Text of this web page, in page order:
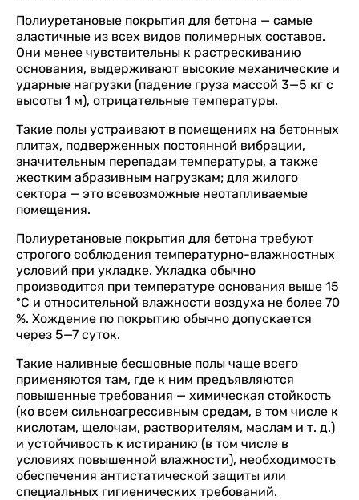
Полиуретановые покрытия для бетона — самые
эластичные из всех видов полимерных составов.
Они менее чувствительны к растрескиванию
основания, выдерживают высокие механические и
ударные нагрузки (падение груза массой 3—5 кг с
высоты 1 м), отрицательные температуры.
Такие полы устраивают в помещениях на бетонных
плитах, подверженных постоянной вибрации,
значительным перепадам температуры, а также
жестким абразивным нагрузкам; для жилого
сектора — это всевозможные неотапливаемые
помещения.
Полиуретановые покрытия для бетона требуют
строгого соблюдения температурно-влажностных
условий при укладке. Укладка обычно
производится при температуре основания выше 15
ºС и относительной влажности воздуха не более 70
%. Хождение по покрытию обычно допускается
через 5—7 суток.
Такие наливные бесшовные полы чаще всего
применяются там, где к ним предъявляются
повышенные требования — химическая стойкость
(ко всем сильноагрессивным средам, в том числе к
кислотам, щелочам, растворителям, маслам и т. д.)
и устойчивость к истиранию (в том числе в
условиях повышенной влажности), необходимость
обеспечения антистатической защиты или
специальных гигиенических требований.